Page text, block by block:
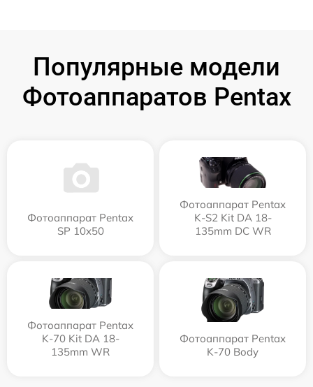
Популярные модели
Фотоаппаратов Pentax
Фотоаппарат Pentax
SP 10x50
Фотоаппарат Pentax
K-S2 Kit DA 18-
135mm DC WR
Фотоаппарат Pentax
K-70 Kit DA 18-
135mm WR
Фотоаппарат Pentax
K-70 Body